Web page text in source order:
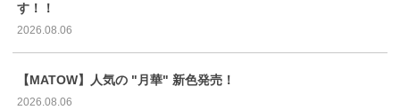
す！！
2026.08.06
【MATOW】人気の "月華" 新色発売！
2026.08.06